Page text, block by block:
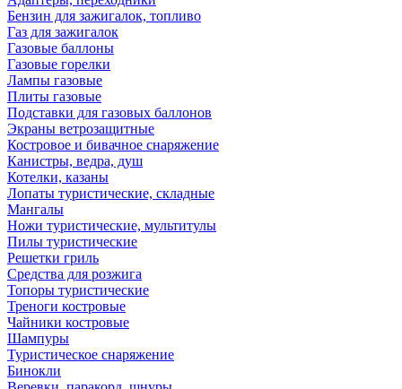
Бензин для зажигалок, топливо
Газ для зажигалок
Газовые баллоны
Газовые горелки
Лампы газовые
Плиты газовые
Подставки для газовых баллонов
Экраны ветрозащитные
Костровое и бивачное снаряжение
Канистры, ведра, душ
Котелки, казаны
Лопаты туристические, складные
Мангалы
Ножи туристические, мультитулы
Пилы туристические
Решетки гриль
Средства для розжига
Топоры туристические
Треноги костровые
Чайники костровые
Шампуры
Туристическое снаряжение
Бинокли